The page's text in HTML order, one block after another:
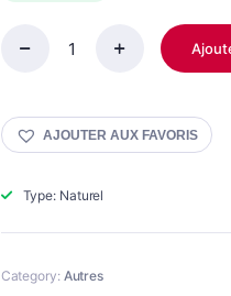
était :
CHF
250ml
زيت
quantity
AJOUTER AUX FAVORIS
Type: Naturel
Category: Autres